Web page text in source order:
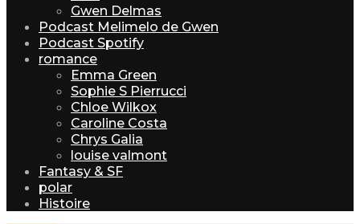
Gwen Delmas
Podcast Melimelo de Gwen
Podcast Spotify
romance
Emma Green
Sophie S Pierrucci
Chloe Wilkox
Caroline Costa
Chrys Galia
louise valmont
Fantasy & SF
polar
Histoire